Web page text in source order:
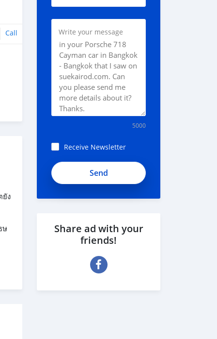
Call
ยัง
ษ
Write your message
5000
Receive Newsletter
Share ad with your
friends!